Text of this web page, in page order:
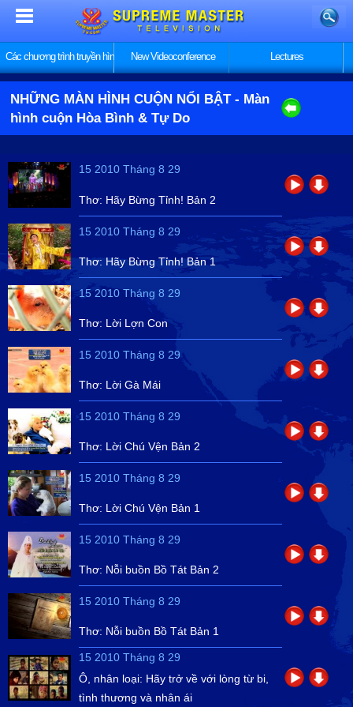
Các chương trình truyền hình New Videoconference Lectures
NHỮNG MÀN HÌNH CUỘN NỔI BẬT- Màn
hình cuộn Hòa Bình & Tự Do
15 2010 Tháng 8 29
Thơ: Hãy Bừng Tỉnh! Bản 2
15 2010 Tháng 8 29
Thơ: Hãy Bừng Tỉnh! Bản 1
15 2010 Tháng 8 29
Thơ: Lời Lợn Con
15 2010 Tháng 8 29
Thơ: Lời Gà Mái
15 2010 Tháng 8 29
Thơ: Lời Chú Vện Bản 2
15 2010 Tháng 8 29
Thơ: Lời Chú Vện Bản 1
15 2010 Tháng 8 29
Thơ: Nỗi buồn Bồ Tát Bản 2
15 2010 Tháng 8 29
Thơ: Nỗi buồn Bồ Tát Bản 1
15 2010 Tháng 8 29
Ô, nhân loại: Hãy trở về với lòng từ bi,
tình thương và nhân ái